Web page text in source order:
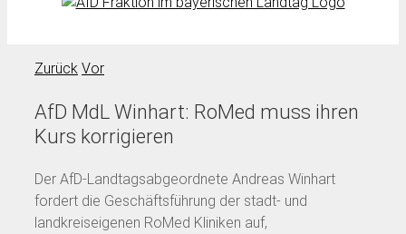
Zurück Vor
AfD MdL Winhart: RoMed muss ihren
Kurs korrigieren
Der AfD-Landtagsabgeordnete Andreas Winhart
fordert die Geschäftsführung der stadt- und
landkreiseigenen RoMed Kliniken auf,